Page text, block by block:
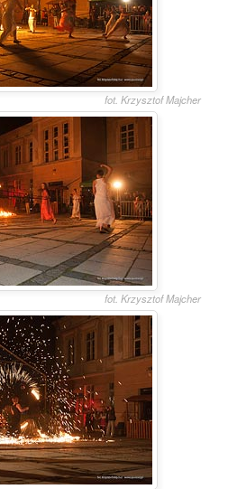
fot. Krzysztof Majcher
fot. Krzysztof Majcher